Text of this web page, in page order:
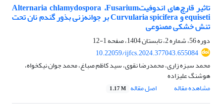
تاثیر قارچ‌های اندوفیتAlternaria chlamydospora ،Fusarium
equiseti و Curvularia spicifera بر جوانه‌زنی بذور گندم نان تحت
تنش خشکی مصنوعی
دوره 56، شماره 2، تابستان 1404، صفحه
1-12
10.22059/ijfcs.2024.377043.655084
محمد سبزه زاری، محمدرضا نقوی، سید کاظم صباغ، محمد جوان نیکخواه،
هوشنگ علیزاده
مشاهده مقاله
اصل مقاله 1.17 M